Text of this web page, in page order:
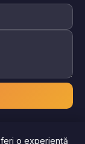
o experiență